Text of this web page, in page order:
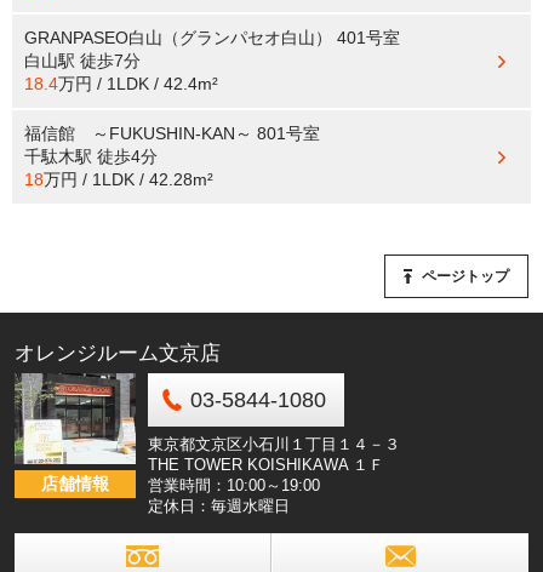
GRANPASEO白山（グランパセオ白山） 401号室
白山駅 徒歩7分
18.4万円 / 1LDK / 42.4m²
福信館 ～FUKUSHIN-KAN～ 801号室
千駄木駅 徒歩4分
18万円 / 1LDK / 42.28m²
ページトップ
オレンジルーム文京店
店舗情報
03-5844-1080
東京都文京区小石川１丁目１４－３
THE TOWER KOISHIKAWA １Ｆ
営業時間：10:00～19:00
定休日：毎週水曜日